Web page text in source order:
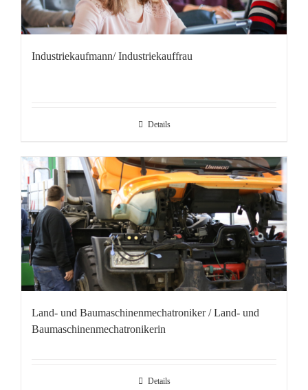
Industriekaufmann/ Industriekauffrau
Details
Land- und Baumaschinenmechatroniker / Land- und
Baumaschinenmechatronikerin
Details